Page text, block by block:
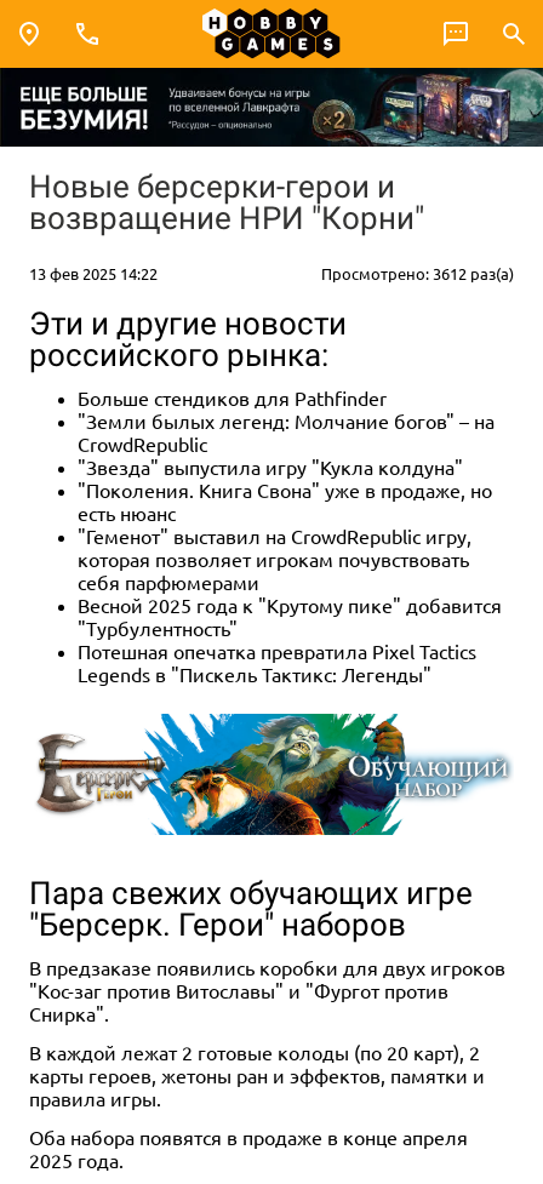
Новые берсерки-герои и
возвращение НРИ "Корни"
13 фев 2025 14:22 Просмотрено: 3612 раз(а)
Эти и другие новости
российского рынка:
Больше стендиков для Pathfinder
"Земли былых легенд: Молчание богов" – на
CrowdRepublic
"Звезда" выпустила игру "Кукла колдуна"
"Поколения. Книга Свона" уже в продаже, но
есть нюанс
"Геменот" выставил на CrowdRepublic игру,
которая позволяет игрокам почувствовать
себя парфюмерами
Весной 2025 года к "Крутому пике" добавится
"Турбулентность"
Потешная опечатка превратила Pixel Tactics
Legends в "Пискель Тактикс: Легенды"
Пара свежих обучающих игре
"Берсерк. Герои" наборов
В предзаказе появились коробки для двух игроков
"Кос-заг против Витославы" и "Фургот против
Снирка".
В каждой лежат 2 готовые колоды (по 20 карт), 2
карты героев, жетоны ран и эффектов, памятки и
правила игры.
Оба набора появятся в продаже в конце апреля
2025 года.